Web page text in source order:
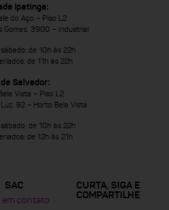
Ipatinga:
do Aço – Piso L2
Gomes, 3900 – Industrial
de 10h às 22h
de 11h às 22h
Salvador:
Vista – Piso L2
92 – Horto Bela Vista
de 10h às 22h
de 12h às 21h
SAC
em contato
CURTA, SIGA E
COMPARTILHE